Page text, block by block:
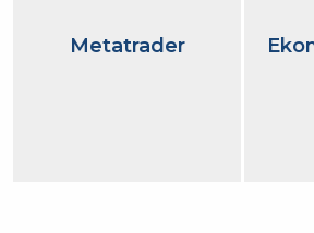
Ekonomik Takvim